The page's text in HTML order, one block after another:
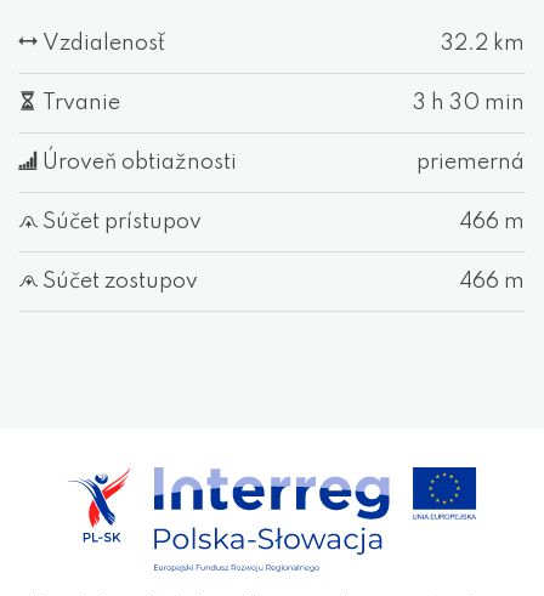
Vzdialenosť 32.2 km
Trvanie 3 h 30 min
Úroveň obtiažnosti priemerná
Súčet prístupov 466 m
Súčet zostupov 466 m